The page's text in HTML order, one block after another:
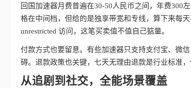
回国加速器月费普遍在30-50人民币之间，年费300
格在中间档，但给的是独享带宽和专线，算下来每
unrestricted 访问，这笔买卖值不值自己掂量。
付款方式也要留意。有些加速器只支持支付宝、微
碍。退款政策也关键，七天无理由退款是行业标准，
从追剧到社交，全能场景覆盖